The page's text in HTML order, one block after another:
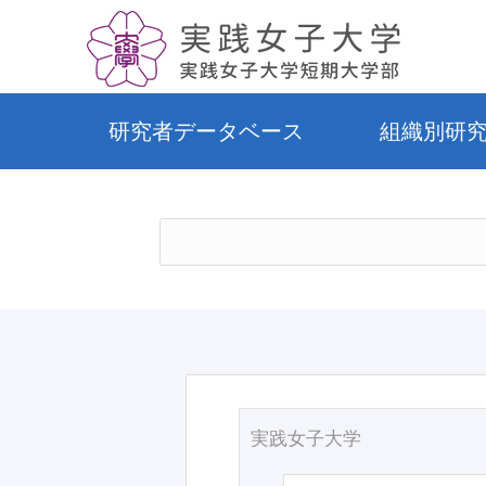
研究者データベース 組織別研
実践女子大学